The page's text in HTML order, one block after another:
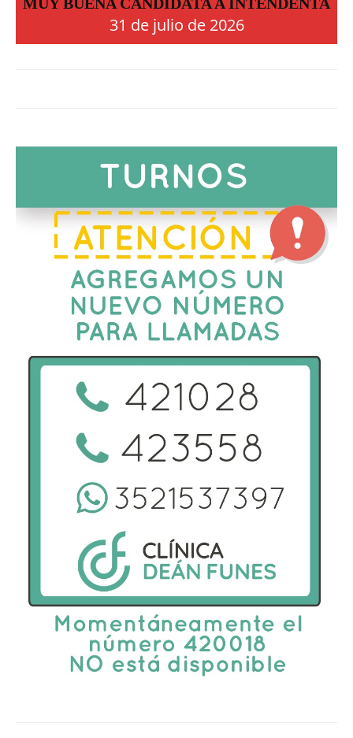
31 de julio de 2026